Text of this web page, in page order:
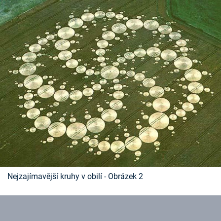
Časopis
Sledujte prima+
Přihlášení
Sledujte nás
Nejzajímavější kruhy v obilí - Obrázek 2